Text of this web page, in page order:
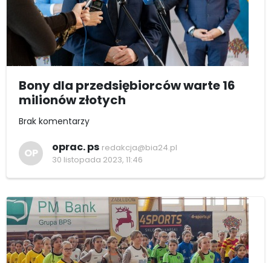
Bony dla przedsiębiorców warte 16
milionów złotych
Brak komentarzy
OP oprac. ps redakcja@bia24.pl
30 listopada 2023, 11:46